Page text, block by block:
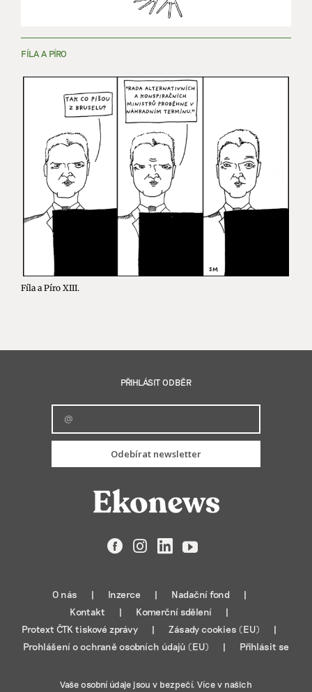
FÍLA A PÍRO
Fíla a Píro XIII.
PŘIHLÁSIT ODBĚR
Odebírat newsletter
FacebookInstagramLinkedIn
YouTube
O nás Inzerce
Nadační fond
Kontakt
Komerční sdělení
Protext ČTK tiskové zprávy
Zásady cookies (EU)
Prohlášení o ochraně osobních údajů (EU)
Přihlásit se
Vaše osobní údaje jsou v bezpečí. Více v našich